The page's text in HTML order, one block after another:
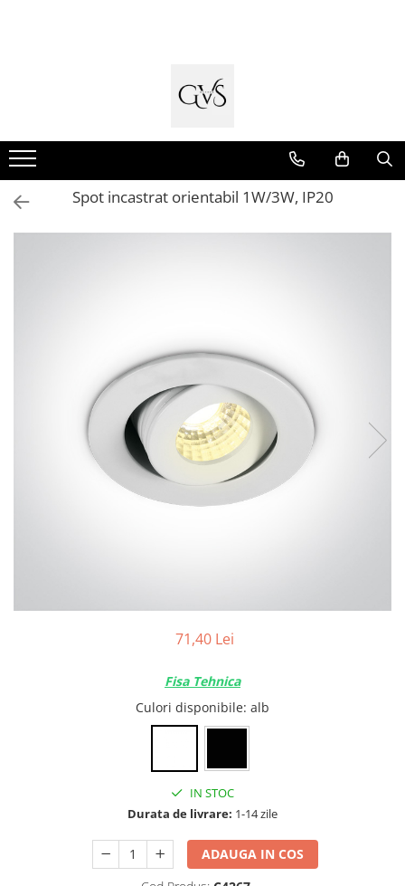
Conductori - Fy - Myf
Cabluri tip Cordon (MYYM)
Cabluri tip CYY-F
Cabluri Bransament
Tablouri si Sigurante
Tablouri Organizare
Cutii Sigurante
Sigurante Automate
Relee de comanda si supraveghere
Intrerupatoare Touch / Standard
Spot incastrat orientabil 1W/3W, IP20
71,40 Lei
Fisa Tehnica
Culori disponibile: alb
IN STOC
Durata de livrare: 1-14 zile
ADAUGA IN COS